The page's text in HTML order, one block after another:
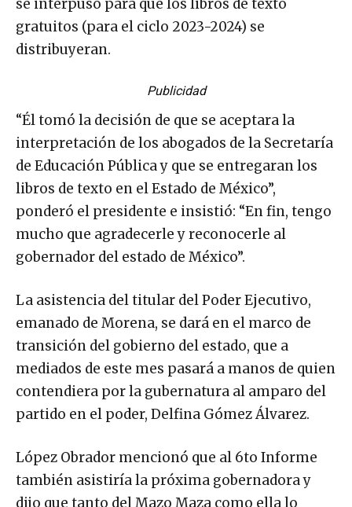
se interpuso para que los libros de texto
gratuitos (para el ciclo 2023-2024) se
distribuyeran.
Publicidad
“Él tomó la decisión de que se aceptara la
interpretación de los abogados de la Secretaría
de Educación Pública y que se entregaran los
libros de texto en el Estado de México”,
ponderó el presidente e insistió: “En fin, tengo
mucho que agradecerle y reconocerle al
gobernador del estado de México”.
La asistencia del titular del Poder Ejecutivo,
emanado de Morena, se dará en el marco de
transición del gobierno del estado, que a
mediados de este mes pasará a manos de quien
contendiera por la gubernatura al amparo del
partido en el poder, Delfina Gómez Álvarez.
López Obrador mencionó que al 6to Informe
también asistiría la próxima gobernadora y
dijo que tanto del Mazo Maza como ella lo